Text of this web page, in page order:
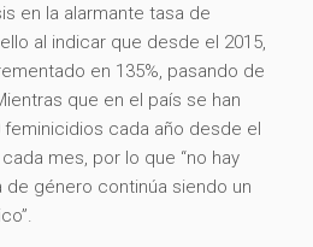
en la alarmante tasa de
al indicar que desde el 2015,
en 135%, pasando de
que en el país se han
cada año desde el
mes, por lo que “no hay
de género continúa siendo un